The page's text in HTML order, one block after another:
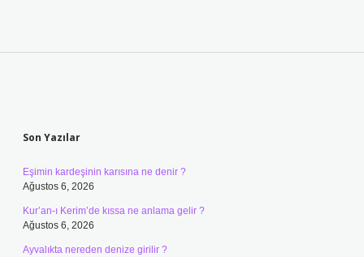
Son Yazılar
Eşimin kardeşinin karısına ne denir ?
Ağustos 6, 2026
Kur’an-ı Kerim’de kıssa ne anlama gelir ?
Ağustos 6, 2026
Ayvalıkta nereden denize girilir ?